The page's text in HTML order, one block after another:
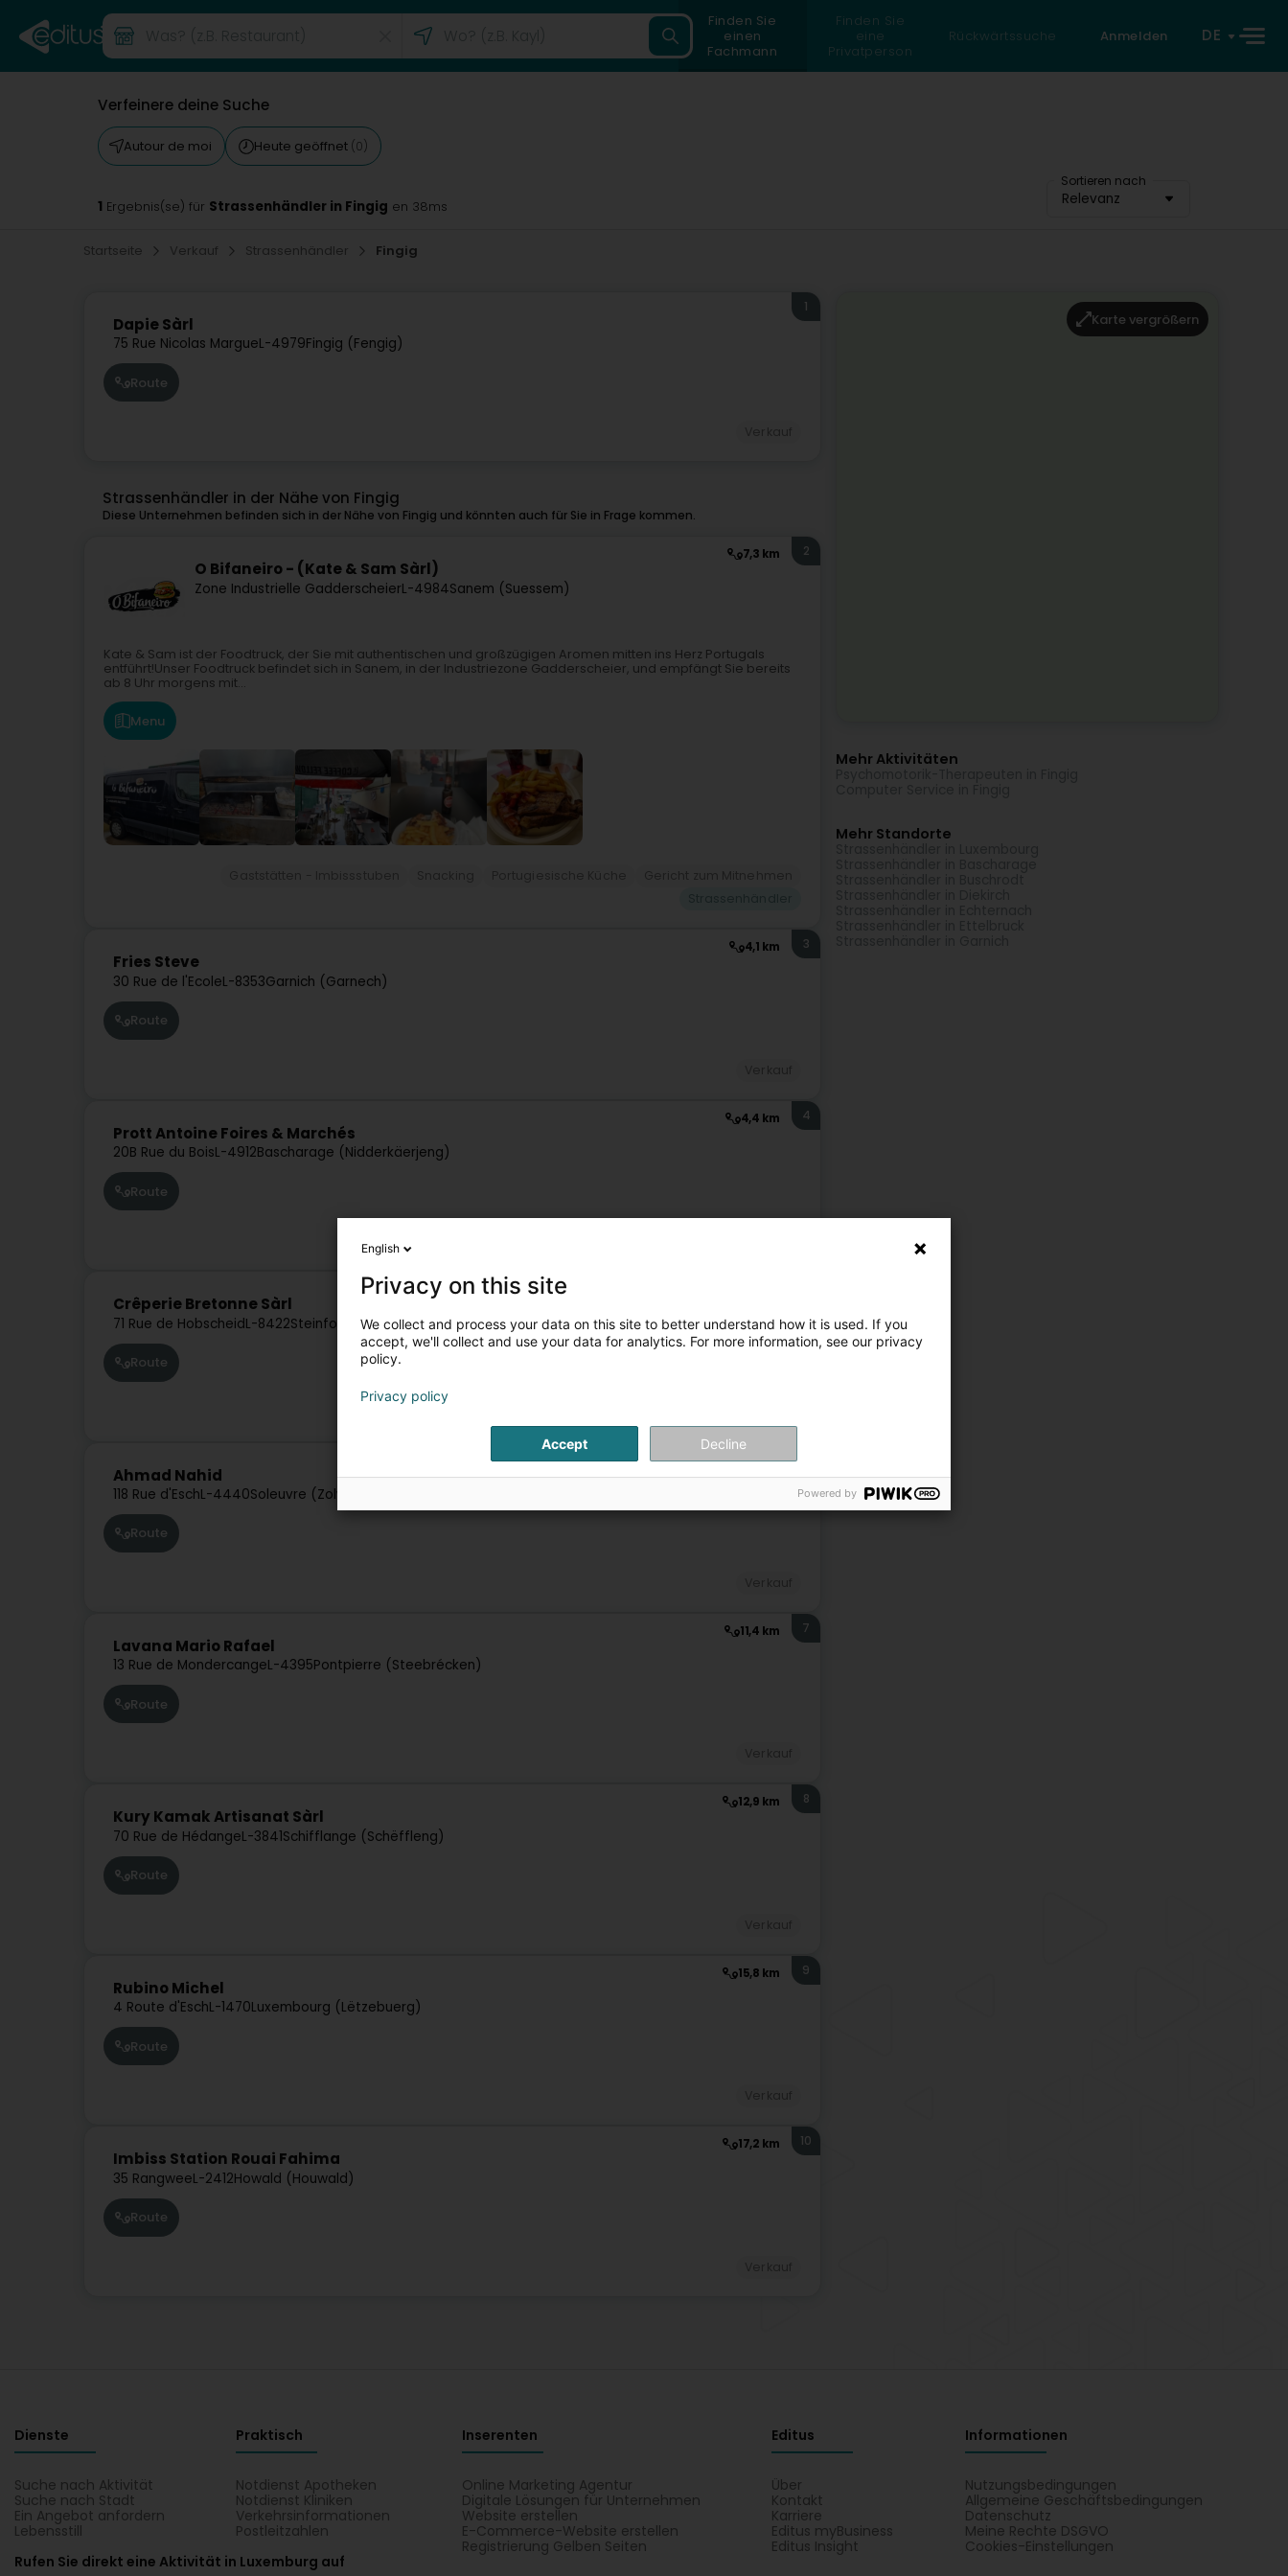
Finden Sie
einen
Fachmann
Finden Sie
eine
Privatperson
Rückwärtssuche Anmelden DE
Verfeinere deine Suche
Autour de moi Heute geöffnet (0)
Sortieren nach
Relevanz
1 Ergebnis(se) für Strassenhändler in Fingig en 38ms
Startseite Verkauf Strassenhändler Fingig
Dapie Sàrl
75 Rue Nicolas MargueL-4979Fingig (Fengig)
1
Route
Strassenhändler in der Nähe von Fingig
Diese Unternehmen befinden sich in der Nähe von Fingig und könnten auch für Sie in Frage kommen.
7,3 km
O Bifaneiro - (Kate & Sam Sàrl)
Zone Industrielle GadderscheierL-4984Sanem (Suessem)
2
Kate & Sam ist der Foodtruck, der Sie mit authentischen und großzügigen Aromen mitten ins Herz Portugals
entführt!Unser Foodtruck befindet sich in Sanem, in der Industriezone Gadderscheier, und empfängt Sie bereits
ab 8 Uhr morgens mit...
Menu
4,1 km
Fries Steve
30 Rue de l'EcoleL-8353Garnich (Garnech)
3
Route
4,4 km
Prott Antoine Foires & Marchés
20B Rue du BoisL-4912Bascharage (Nidderkäerjeng)
4
Route
Crêperie Bretonne Sàrl
71 Rue de HobscheidL-8422Steinfort (Stengefort)
Route
9,8 km
Ahmad Nahid
118 Rue d'EschL-4440Soleuvre (Zolwer)
Route
11,4 km
Lavana Mario Rafael
13 Rue de MondercangeL-4395Pontpierre (Steebrécken)
7
Route
12,9 km
Kury Kamak Artisanat Sàrl
70 Rue de HédangeL-3841Schifflange (Schëffleng)
8
Route
15,8 km
Rubino Michel
4 Route d'EschL-1470Luxembourg (Lëtzebuerg)
9
Route
17,2 km
Imbiss Station Rouai Fahima
35 RangweeL-2412Howald (Houwald)
10
Route
Karte vergrößern
Mehr Aktivitäten
Mehr Standorte
Dienste
Suche nach Aktivität
Suche nach Stadt
Ein Angebot anfordern
Lebensstill
Praktisch
Notdienst Apotheken
Notdienst Kliniken
Verkehrsinformationen
Postleitzahlen
Inserenten
Online Marketing Agentur
Digitale Lösungen für Unternehmen
Website erstellen
E-Commerce-Website erstellen
Registrierung Gelben Seiten
Editus
Über
Kontakt
Karriere
Editus myBusiness
Editus Insight
Informationen
Nutzungsbedingungen
Allgemeine Geschäftsbedingungen
Datenschutz
Meine Rechte DSGVO
Cookies-Einstellungen
Rufen Sie direkt eine Aktivität in Luxemburg auf
English
Privacy on this site
We collect and process your data on this site to better understand how it is used. If you
accept, we'll collect and use your data for analytics. For more information, see our privacy
policy.
Privacy policy
Accept Decline
Powered by